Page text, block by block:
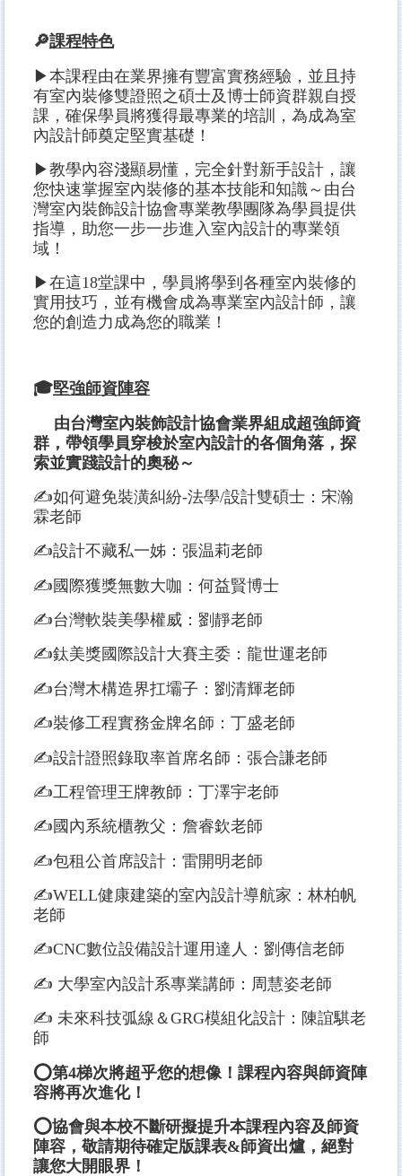
🔎課程特色
▶本課程由在業界擁有豐富實務經驗，並且持
有室內裝修雙證照之碩士及博士師資群親自授
課，確保學員將獲得最專業的培訓，為成為室
內設計師奠定堅實基礎！
▶教學內容淺顯易懂，完全針對新手設計，讓
您快速掌握室內裝修的基本技能和知識～由台
灣室內裝飾設計協會專業教學團隊為學員提供
指導，助您一步一步進入室內設計的專業領
域！
▶在這18堂課中，學員將學到各種室內裝修的
實用技巧，並有機會成為專業室內設計師，讓
您的創造力成為您的職業！
🎓堅強師資陣容
由台灣室內裝飾設計協會業界組成超強師資
群，帶領學員穿梭於室內設計的各個角落，探
索並實踐設計的奧秘～
✍如何避免裝潢糾紛-法學/設計雙碩士：宋瀚
霖老師
✍設計不藏私一姊：張温莉老師
✍國際獲獎無數大咖：何益賢博士
✍台灣軟裝美學權威：劉靜老師
✍鈦美獎國際設計大賽主委：龍世運老師
✍台灣木構造界扛壩子：劉清輝老師
✍裝修工程實務金牌名師：丁盛老師
✍設計證照錄取率首席名師：張合謙老師
✍工程管理王牌教師：丁澤宇老師
✍國內系統櫃教父：詹睿欽老師
✍包租公首席設計：雷開明老師
✍WELL健康建築的室內設計導航家：林柏帆
老師
✍CNC數位設備設計運用達人：劉傳信老師
✍ 大學室內設計系專業講師：周慧姿老師
✍ 未來科技弧線＆GRG模組化設計：陳誼騏老
師
⭕第4梯次將超乎您的想像！課程內容與師資陣
容將再次進化！
⭕協會與本校不斷研擬提升本課程內容及師資
陣容，敬請期待確定版課表&師資出爐，絕對
讓您大開眼界！